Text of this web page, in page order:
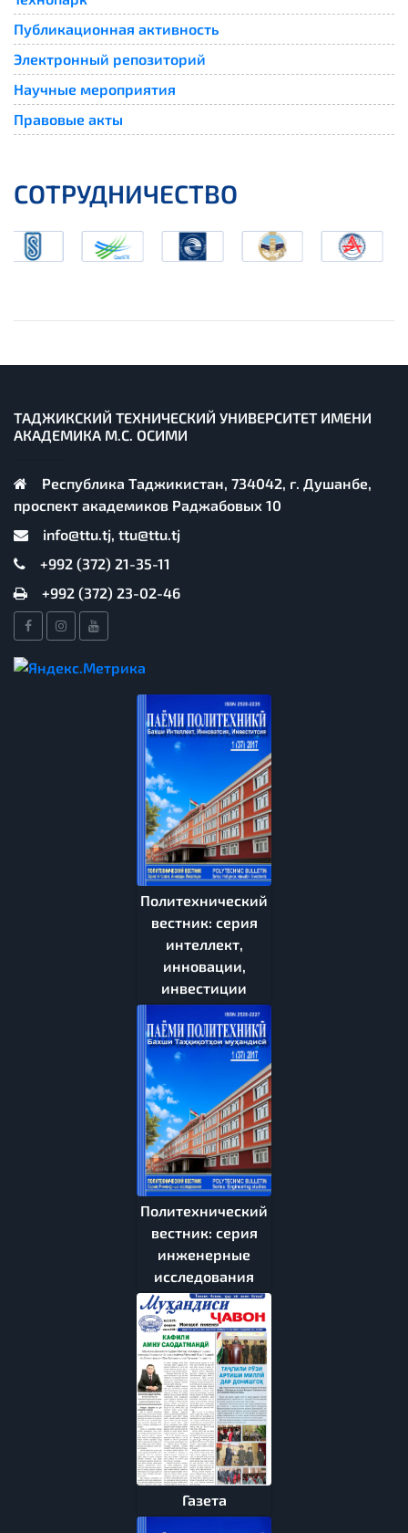
Публикационная активность
Электронный репозиторий
Научные мероприятия
Правовые акты
СОТРУДНИЧЕСТВО
ТАДЖИКСКИЙ ТЕХНИЧЕСКИЙ УНИВЕРСИТЕТ ИМЕНИ
АКАДЕМИКА М.С. ОСИМИ
Республика Таджикистан, 734042, г. Душанбе,
проспект академиков Раджабовых 10
info@ttu.tj, ttu@ttu.tj
+992 (372) 21-35-11
+992 (372) 23-02-46
Политехнический
вестник: серия
интеллект,
инновации,
инвестиции
Политехнический
вестник: серия
инженерные
исследования
Газета